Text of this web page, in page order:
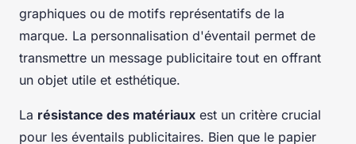
graphiques ou de motifs représentatifs de la
marque. La personnalisation d'éventail permet de
transmettre un message publicitaire tout en offrant
un objet utile et esthétique.
La résistance des matériaux est un critère crucial
pour les éventails publicitaires. Bien que le papier